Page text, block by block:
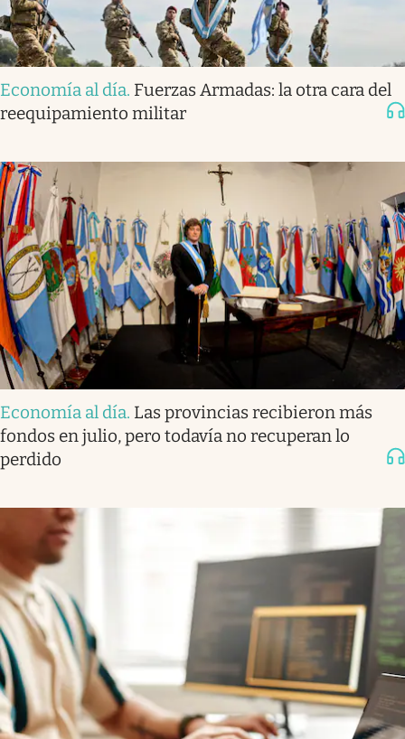
Economía al día. Fuerzas Armadas: la otra cara del
reequipamiento militar
Economía al día. Las provincias recibieron más
fondos en julio, pero todavía no recuperan lo
perdido